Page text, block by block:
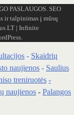
PASLAUGOS. SEO
ir talpinimas į mūsų
| Infinite
.
- Skaidrių
naujienos - Saulius
treniruotės -
naujienos - Palangos